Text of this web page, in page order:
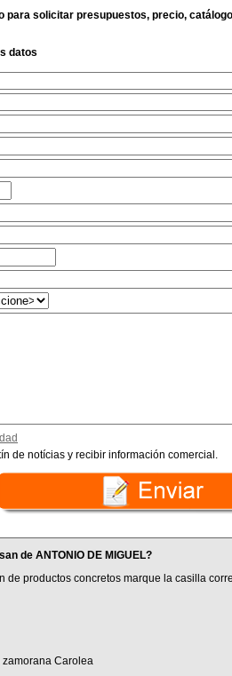
para solicitar presupuestos, precio,
datos
de notícias y recibir información comercial.
de ANTONIO DE MIGUEL?
de productos concretos marque la casilla
zamorana Carolea